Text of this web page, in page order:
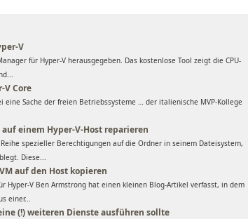
V
für Hyper-V herausgegeben. Das kostenlose Tool zeigt die CPU-
V Core
eine Sache der freien Betriebssysteme … der italienische MVP-Kollege
einem Hyper-V-Host reparieren
spezieller Berechtigungen auf die Ordner in seinem Dateisystem,
Diese...
auf den Host kopieren
Hyper-V Ben Armstrong hat einen kleinen Blog-Artikel verfasst, in dem
einer...
(!) weiteren Dienste ausführen sollte